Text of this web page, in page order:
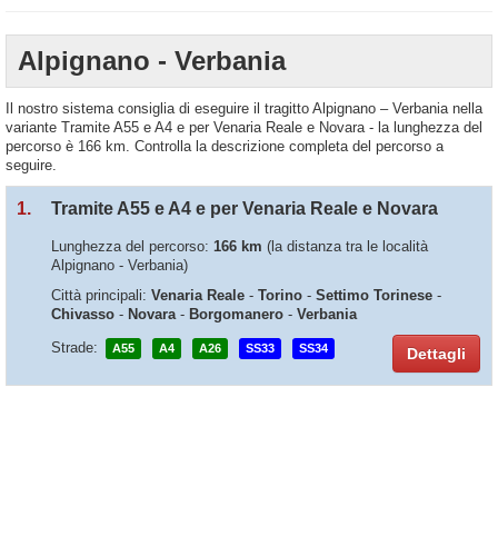
Alpignano - Verbania
Il nostro sistema consiglia di eseguire il tragitto Alpignano – Verbania nella
variante Tramite A55 e A4 e per Venaria Reale e Novara - la lunghezza del
percorso è 166 km. Controlla la descrizione completa del percorso a
seguire.
1. Tramite A55 e A4 e per Venaria Reale e Novara
Lunghezza del percorso: 166 km (la distanza tra le località
Alpignano - Verbania)
Città principali: Venaria Reale - Torino - Settimo Torinese -
Chivasso - Novara- Borgomanero - Verbania
Strade:
A55 A4 A26 SS33 SS34 Dettagli